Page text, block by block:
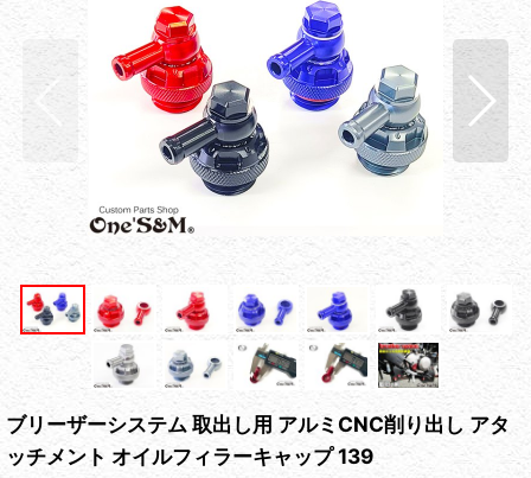
ブリーザーシステム 取出し用 アルミCNC削り出し アタ
ッチメント オイルフィラーキャップ 139